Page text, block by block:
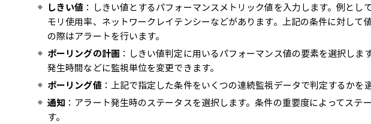
しきい値 ：しきい値とするパフォーマンスメトリック値を入力します。例とし
モリ使用率、ネットワークレイテンシーなどがあります。上記の条件に対して
の際はアラートを行います。
ポーリングの計画：しきい値判定に用いるパフォーマンス値の要素を選択しま
発生時間などに監視単位を変更できます。
ポーリング値：上記で指定した条件をいくつの連続監視データで判定するかを
通知 ：アラート発生時のステータスを選択します。条件の重要度によってステ
す。